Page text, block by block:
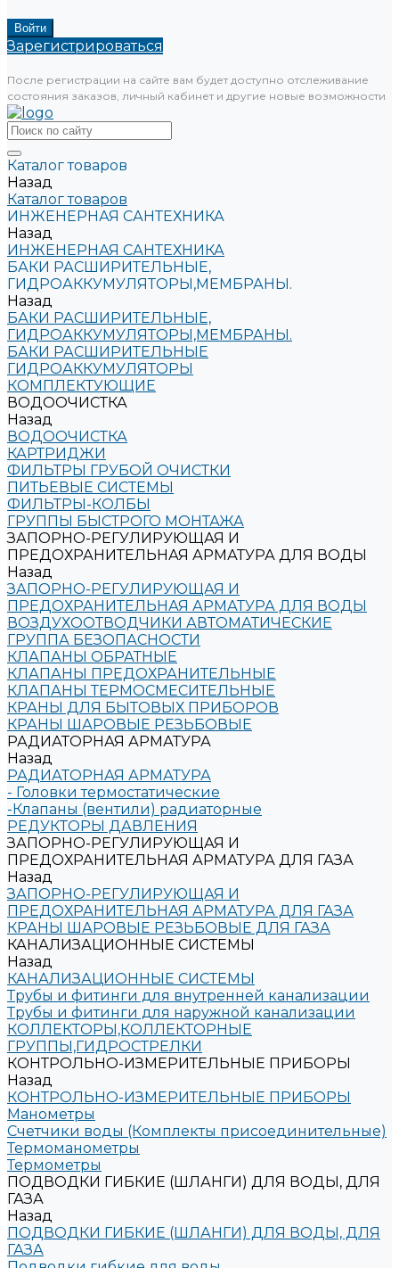
Зарегистрироваться
После регистрации на сайте вам будет доступно отслеживание
состояния заказов, личный кабинет и другие новые возможности
Каталог товаров
Назад
Каталог товаров
ИНЖЕНЕРНАЯ САНТЕХНИКА
Назад
ИНЖЕНЕРНАЯ САНТЕХНИКА
БАКИ РАСШИРИТЕЛЬНЫЕ,
ГИДРОАККУМУЛЯТОРЫ,МЕМБРАНЫ.
Назад
БАКИ РАСШИРИТЕЛЬНЫЕ,
ГИДРОАККУМУЛЯТОРЫ,МЕМБРАНЫ.
БАКИ РАСШИРИТЕЛЬНЫЕ
ГИДРОАККУМУЛЯТОРЫ
КОМПЛЕКТУЮЩИЕ
ВОДООЧИСТКА
Назад
ВОДООЧИСТКА
КАРТРИДЖИ
ФИЛЬТРЫ ГРУБОЙ ОЧИСТКИ
ПИТЬЕВЫЕ СИСТЕМЫ
ФИЛЬТРЫ-КОЛБЫ
ГРУППЫ БЫСТРОГО МОНТАЖА
ЗАПОРНО-РЕГУЛИРУЮЩАЯ И
ПРЕДОХРАНИТЕЛЬНАЯ АРМАТУРА ДЛЯ ВОДЫ
Назад
ЗАПОРНО-РЕГУЛИРУЮЩАЯ И
ПРЕДОХРАНИТЕЛЬНАЯ АРМАТУРА ДЛЯ ВОДЫ
ВОЗДУХООТВОДЧИКИ АВТОМАТИЧЕСКИЕ
ГРУППА БЕЗОПАСНОСТИ
КЛАПАНЫ ОБРАТНЫЕ
КЛАПАНЫ ПРЕДОХРАНИТЕЛЬНЫЕ
КЛАПАНЫ ТЕРМОСМЕСИТЕЛЬНЫЕ
КРАНЫ ДЛЯ БЫТОВЫХ ПРИБОРОВ
КРАНЫ ШАРОВЫЕ РЕЗЬБОВЫЕ
РАДИАТОРНАЯ АРМАТУРА
Назад
РАДИАТОРНАЯ АРМАТУРА
- Головки термостатические
-Клапаны (вентили) радиаторные
РЕДУКТОРЫ ДАВЛЕНИЯ
ЗАПОРНО-РЕГУЛИРУЮЩАЯ И
ПРЕДОХРАНИТЕЛЬНАЯ АРМАТУРА ДЛЯ ГАЗА
Назад
ЗАПОРНО-РЕГУЛИРУЮЩАЯ И
ПРЕДОХРАНИТЕЛЬНАЯ АРМАТУРА ДЛЯ ГАЗА
КРАНЫ ШАРОВЫЕ РЕЗЬБОВЫЕ ДЛЯ ГАЗА
КАНАЛИЗАЦИОННЫЕ СИСТЕМЫ
Назад
КАНАЛИЗАЦИОННЫЕ СИСТЕМЫ
Трубы и фитинги для внутренней канализации
Трубы и фитинги для наружной канализации
КОЛЛЕКТОРЫ,КОЛЛЕКТОРНЫЕ
ГРУППЫ,ГИДРОСТРЕЛКИ
КОНТРОЛЬНО-ИЗМЕРИТЕЛЬНЫЕ ПРИБОРЫ
Назад
КОНТРОЛЬНО-ИЗМЕРИТЕЛЬНЫЕ ПРИБОРЫ
Манометры
Счетчики воды (Комплекты присоединительные)
Термоманометры
Термометры
ПОДВОДКИ ГИБКИЕ (ШЛАНГИ) ДЛЯ ВОДЫ, ДЛЯ
ГАЗА
Назад
ПОДВОДКИ ГИБКИЕ (ШЛАНГИ) ДЛЯ ВОДЫ, ДЛЯ
ГАЗА